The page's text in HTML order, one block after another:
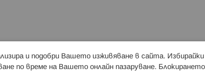
сайтове: Hippoland.ro Последвайте ни:
и подобри Вашето изживяване в сайта.
по време на Вашето онлайн пазаруване.